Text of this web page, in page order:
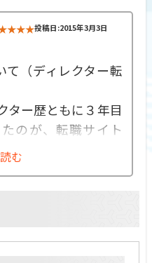
投稿日:2015年3月3日
て（ディレクター転
ター歴ともに３年目
のが、転職サイト
を打ち出しているマ
さんあるため情報
度が高くなりまし
む